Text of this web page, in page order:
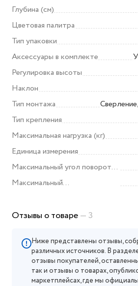
Глубина (см)
Цветовая палитра
Тип упаковки
Аксессуары в комплекте
Регулировка высоты
Наклон
Тип монтажа
Тип крепления
Максимальная нагрузка (кг)
Единица измерения
Максимальный угол поворота
(°)
Максимальный
экрана (дюймы)
Отзывы о товаре— 3
Ниже представлены отзывы,
различных источников. В
отзывы покупателей,
так и отзывы о товарах,
маркетплейсах, где мы